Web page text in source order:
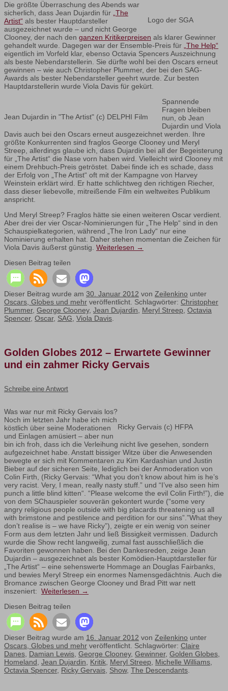
Logo der SGA
Die größte Überraschung des Abends war
sicherlich, dass Jean Dujardin für „The
Artist“ als bester Hauptdarsteller
ausgezeichnet wurde – und nicht George
Clooney, der nach den ganzen Kritikerpreisen als klarer Gewinner
gehandelt wurde. Dagegen war der Ensemble-Preis für „The Help“
eigentlich im Vorfeld klar, ebenso Octavia Spencers Auszeichnung
als beste Nebendarstellerin. Sie dürfte wohl bei den Oscars erneut
gewinnen – wie auch Christopher Plummer, der bei den SAG-
Awards als bester Nebendarsteller geehrt wurde. Zur besten
Hauptdarstellerin wurde Viola Davis für gekürt.
Jean Dujardin in "The Artist" (c) DELPHI Film
Spannende
Fragen bleiben
nun, ob Jean
Dujardin und Viola
Davis auch bei den Oscars erneut ausgezeichnet werden. Ihre
größte Konkurrenten sind fraglos George Clooney und Meryl
Streep, allerdings glaube ich, dass Dujardin bei all der Begeisterung
für „The Artist“ die Nase vorn haben wird. Vielleicht wird Clooney mit
einem Drehbuch-Preis getröstet. Dabei finde ich es schade, dass
der Erfolg von „The Artist“ oft mit der Kampagne von Harvey
Weinstein erklärt wird. Er hatte schlichtweg den richtigen Riecher,
dass dieser liebevolle, mitreißende Film ein weltweites Publikum
anspricht.
Und Meryl Streep? Fraglos hätte sie einen weiteren Oscar verdient.
Aber drei der vier Oscar-Nominierungen für „The Help“ sind in den
Schauspielkategorien, während „The Iron Lady“ nur eine
Nominierung erhalten hat. Daher stehen momentan die Zeichen für
Viola Davis äußerst günstig. Weiterlesen →
Diesen Beitrag teilen
Dieser Beitrag wurde am 30. Januar 2012 von Zeilenkino unter
Oscars, Globes und mehr veröffentlicht. Schlagwörter: Christopher
Plummer, George Clooney, Jean Dujardin, Meryl Streep, Octavia
Spencer, Oscar, SAG, Viola Davis.
Golden Globes 2012 – Erwartete Gewinner
und ein zahmer Ricky Gervais
Schreibe eine Antwort
Ricky Gervais (c) HFPA
Was war nur mit Ricky Gervais los?
Noch im letzten Jahr habe ich mich
köstlich über seine Moderationen
und Einlagen amüsiert – aber nun
bin ich froh, dass ich die Verleihung nicht live gesehen, sondern
aufgezeichnet habe. Anstatt bissiger Witze über die Anwesenden
bewegte er sich mit Kommentaren zu Kim Kardashian und Justin
Bieber auf der sicheren Seite, lediglich bei der Anmoderation von
Colin Firth, (Ricky Gervais: “What you don’t know about him is he’s
very racist. Very, I mean, really nasty stuff.” und “I’ve also seen him
punch a little blind kitten“. “Please welcome the evil Colin Firth!”), die
von dem SChauspieler souverän gekontert wurde (“some very
angry religious people outside with big placards threatening us all
with brimstone and pestilence and perdition for our sins”.”What they
don’t realise is – we have Ricky”), zeigte er ein wenig von seiner
Form aus dem letzten Jahr und ließ Bissigkeit vermissen. Dadurch
wurde die Show recht langweilig, zumal fast ausschließlich die
Favoriten gewonnen haben. Bei den Dankesreden, zeige Jean
Dujardin – ausgezeichnet als bester Komödien-Hauptdarsteller für
„The Artist“ – eine sehenswerte Hommage an Douglas Fairbanks,
und bewies Meryl Streep ein enormes Namensgedächtnis. Auch die
Bromance zwischen George Clooney und Brad Pitt war nett
inszeniert: Weiterlesen →
Diesen Beitrag teilen
Dieser Beitrag wurde am 16. Januar 2012 von Zeilenkino unter
Oscars, Globes und mehr veröffentlicht. Schlagwörter: Claire
Danes, Damian Lewis, George Clooney, Gewinner, Golden Globes,
Homeland, Jean Dujardin, Kritik, Meryl Streep, Michelle Williams,
Octavia Spencer, Ricky Gervais, Show, The Descendants.